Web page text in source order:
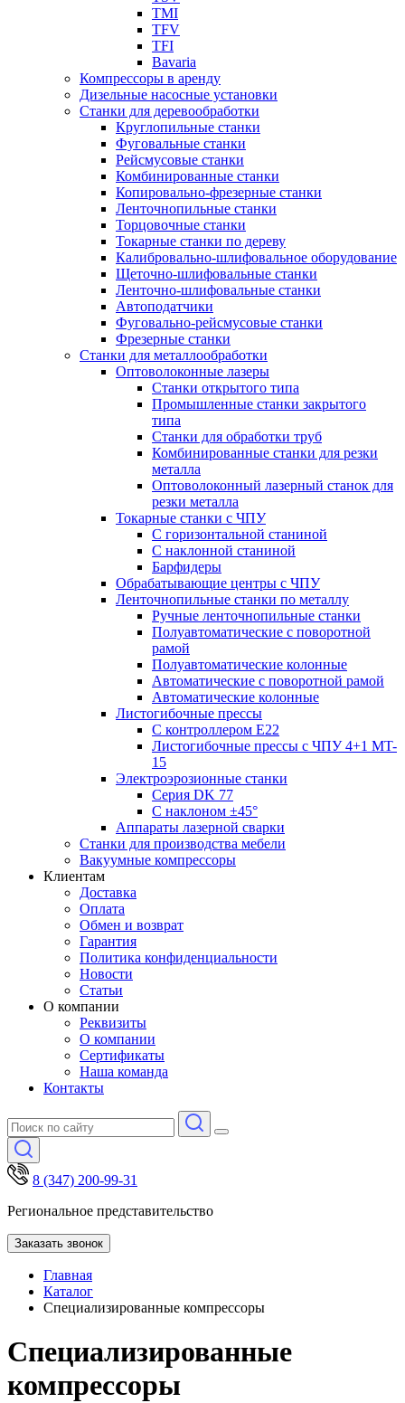
TMI
TFV
TFI
Bavaria
Компрессоры в аренду
Дизельные насосные установки
Станки для деревообработки
Круглопильные станки
Фуговальные станки
Рейсмусовые станки
Комбинированные станки
Копировально-фрезерные станки
Ленточнопильные станки
Торцовочные станки
Токарные станки по дереву
Калибровально-шлифовальное оборудование
Щеточно-шлифовальные станки
Ленточно-шлифовальные станки
Автоподатчики
Фуговально-рейсмусовые станки
Фрезерные станки
Станки для металлообработки
Оптоволоконные лазеры
Станки открытого типа
Промышленные станки закрытого
типа
Станки для обработки труб
Комбинированные станки для резки
металла
Оптоволоконный лазерный станок для
резки металла
Токарные станки с ЧПУ
С горизонтальной станиной
С наклонной станиной
Барфидеры
Обрабатывающие центры с ЧПУ
Ленточнопильные станки по металлу
Ручные ленточнопильные станки
Полуавтоматические с поворотной
рамой
Полуавтоматические колонные
Автоматические с поворотной рамой
Автоматические колонные
Листогибочные прессы
С контроллером E22
Листогибочные прессы с ЧПУ 4+1 MT-
15
Электроэрозионные станки
Серия DK 77
С наклоном ±45°
Аппараты лазерной сварки
Станки для производства мебели
Вакуумные компрессоры
Клиентам
Доставка
Оплата
Обмен и возврат
Гарантия
Политика конфиденциальности
Новости
Статьи
О компании
Реквизиты
О компании
Сертификаты
Наша команда
Контакты
8 (347) 200-99-31
Региональное представительство
Заказать звонок
Главная
Каталог
Специализированные компрессоры
Специализированные
компрессоры